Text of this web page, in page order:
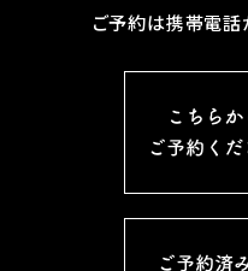
ご予約は携帯電話